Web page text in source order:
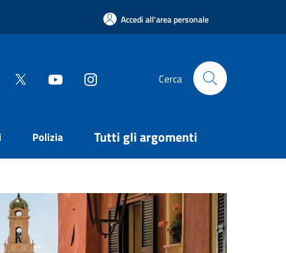
Accedi all'area personale
Cerca
Polizia Tutti gli argomenti